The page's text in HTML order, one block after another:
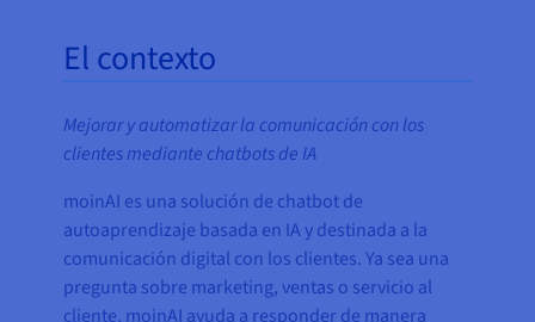
El contexto
Mejorar y automatizar la comunicación con los
clientes mediante chatbots de IA
moinAI es una solución de chatbot de
autoaprendizaje basada en IA y destinada a la
comunicación digital con los clientes. Ya sea una
pregunta sobre marketing, ventas o servicio al
cliente, moinAI ayuda a responder de manera